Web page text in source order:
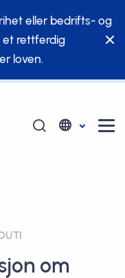
eller bedrifts- og
et rettferdig
loven.
om